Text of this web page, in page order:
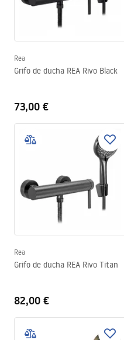
Rea
Grifo de ducha REA Rivo Black
73,00 €
Rea
Grifo de ducha REA Rivo Titan
82,00 €